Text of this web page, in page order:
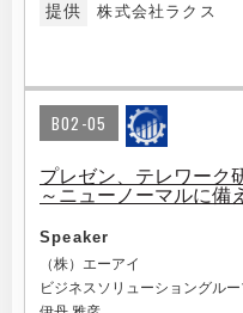
提供 株式会社ラクス
B02-05
プレゼン、テレワーク
～ニューノーマルに備
Speaker
（株）エーアイ
ビジネスソリューショングル